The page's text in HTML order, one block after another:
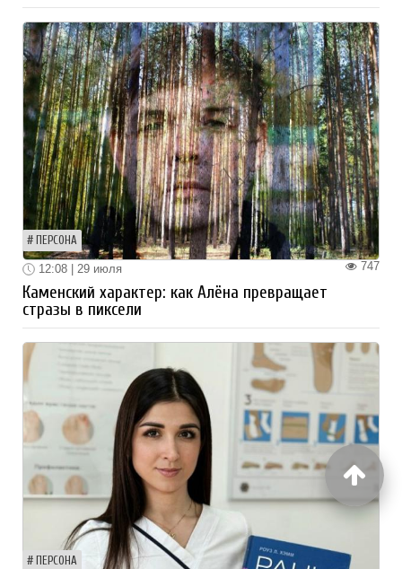
ПЕРСОНА
747
12:08 | 29 июля
Каменский характер: как Алёна превращает
стразы в пиксели
ПЕРСОНА